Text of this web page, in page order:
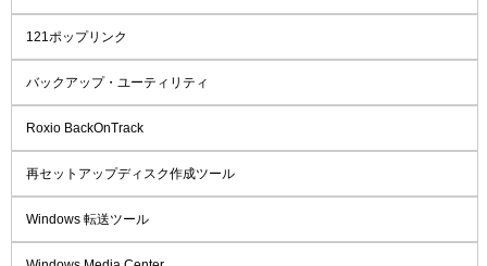
121ポップリンク
バックアップ・ユーティリティ
Roxio BackOnTrack
再セットアップディスク作成ツール
Windows 転送ツール